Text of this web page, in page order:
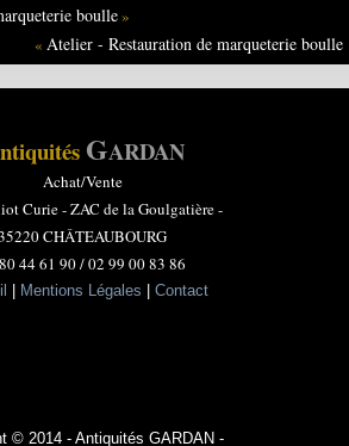
boulle»
« Atelier - Restauration de marqueterie boulle
ntiquités GARDAN
Achat/Vente
Curie -ZAC de la Goulgatière -
CHÂTEAUBOURG
44 61 90 / 02 99 00 83 86
Mentions Légales Contact
© 2014 - Antiquités GARDAN -